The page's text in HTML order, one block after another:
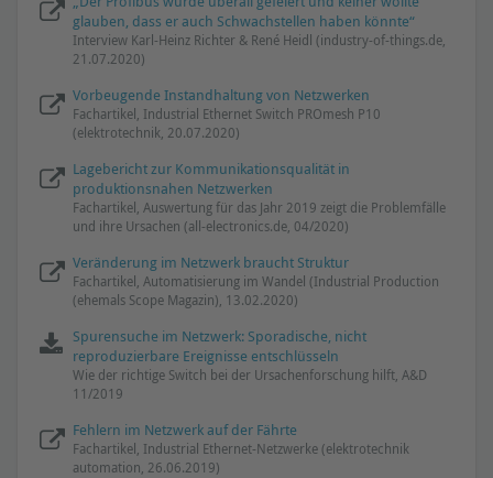
glauben, dass er auch Schwachstellen haben könnte“
Interview Karl-Heinz Richter & René Heidl (industry-of-things.de,
21.07.2020)
Vorbeugende Instandhaltung von Netzwerken
Fachartikel, Industrial Ethernet Switch PROmesh P10
(elektrotechnik, 20.07.2020)
Lagebericht zur Kommunikationsqualität in
produktionsnahen Netzwerken
Fachartikel, Auswertung für das Jahr 2019 zeigt die Problemfälle
und ihre Ursachen (all-electronics.de, 04/2020)
Veränderung im Netzwerk braucht Struktur
Fachartikel, Automatisierung im Wandel (Industrial Production
(ehemals Scope Magazin), 13.02.2020)
Spurensuche im Netzwerk: Sporadische, nicht
reproduzierbare Ereignisse entschlüsseln
Wie der richtige Switch bei der Ursachenforschung hilft, A&D
11/2019
Fehlern im Netzwerk auf der Fährte
Fachartikel, Industrial Ethernet-Netzwerke (elektrotechnik
automation, 26.06.2019)